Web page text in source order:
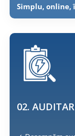
Simplu, online,
02.